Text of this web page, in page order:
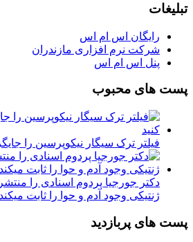
تبلیغات
رایگان اس ام اس
شرکت نرم افزاری مازندران
پنل اس ام اس
پست های محبوب
فیلتر ترک سیگار نیکوپرسین را
دکتر جورجیا پردوم اسنادی را
ژنتیکی وجود آدم و حوا را ثابت میکند
پست های پربازدید